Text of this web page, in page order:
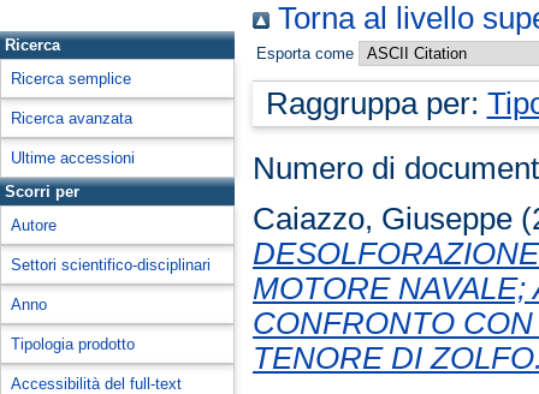
Ricerca
Ricerca semplice
Ricerca avanzata
Ultime accessioni
Scorri per
Autore
Settori scientifico-disciplinari
Anno
Tipologia prodotto
Accessibilità del full-text
Torna al livello
Esporta come
Raggruppa per:
Numero di
Caiazzo, Giuseppe
MOTORE
CONFRONTO
TENORE DI